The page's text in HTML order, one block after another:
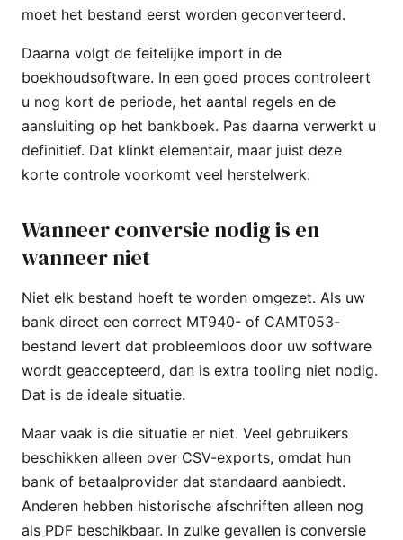
moet het bestand eerst worden geconverteerd.
Daarna volgt de feitelijke import in de
boekhoudsoftware. In een goed proces controleert
u nog kort de periode, het aantal regels en de
aansluiting op het bankboek. Pas daarna verwerkt u
definitief. Dat klinkt elementair, maar juist deze
korte controle voorkomt veel herstelwerk.
Wanneer conversie nodig is en
wanneer niet
Niet elk bestand hoeft te worden omgezet. Als uw
bank direct een correct MT940- of CAMT053-
bestand levert dat probleemloos door uw software
wordt geaccepteerd, dan is extra tooling niet nodig.
Dat is de ideale situatie.
Maar vaak is die situatie er niet. Veel gebruikers
beschikken alleen over CSV-exports, omdat hun
bank of betaalprovider dat standaard aanbiedt.
Anderen hebben historische afschriften alleen nog
als PDF beschikbaar. In zulke gevallen is conversie